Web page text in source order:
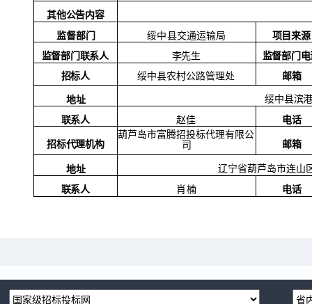
其他公告内容
监督部门 绥中县交通运输局
项目来源
监督部门联系人
李先生
监督部门电
招标人
绥中县农村公路管理处 邮箱
地址 绥中县滨
联系人 赵佳 电话
招标代理机构
葫芦岛市富腾招投标代理有限公
司
邮箱
地址 辽宁省葫芦岛市连山
联系人 肖楠 电话